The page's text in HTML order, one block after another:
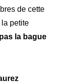
de cette
petite
la bague